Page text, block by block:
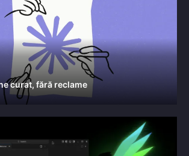
curat, fără reclame